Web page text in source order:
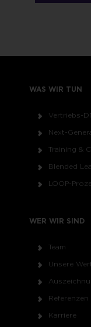
WAS WIR TUN
Vertriebs-
Next-
Training &
Blended
LOOP-
WER WIR SIND
Team
Unsere
Referenzen
Karriere